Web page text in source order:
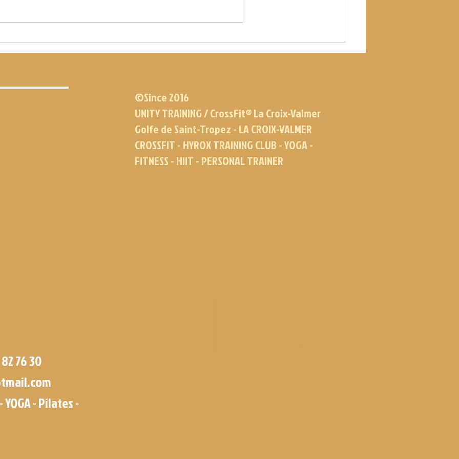
©Since 2016
UNITY TRAINING / CrossFit® La Croix-Valmer
Golfe de Saint-Tropez - LA CROIX-VALMER
CROSSFIT - HYROX TRAINING CLUB - YOGA -
FITNESS - HIIT - PERSONAL TRAINER
76 30
- Pilates -